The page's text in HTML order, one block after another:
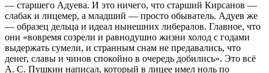
— старшего Адуева. И это ничего, что старший Кирсанов —
слабак и лицемер, а младший — просто обыватель. Адуев же
— образец дельца и идеал нынешних либералов. Главное, что
они «вовремя созрели и равнодушно жизни холод с годами
выдержать сумели, и странным снам не предавались, что
денег, славы и чинов спокойно в очередь добились». Это всё
А. С. Пушкин написал, который в лицее имел ноль по